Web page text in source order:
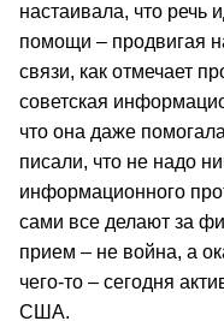
настаивала, что речь
помощи – продвигая
связи, как отмечает
советская
что она даже
писали, что не надо
информационного
сами все делают за
прием – не война, а
чего-то – сегодня
США.